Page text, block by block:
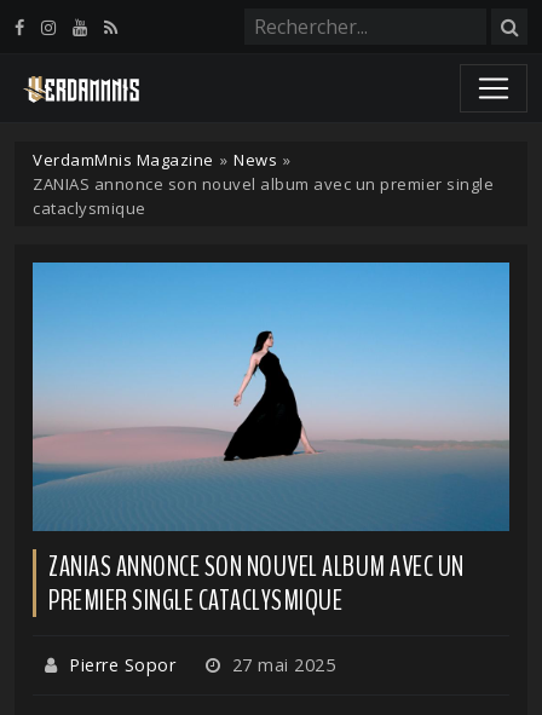
VerdamMnis Magazine » News »
ZANIAS annonce son nouvel album avec un premier single
cataclysmique
ZANIAS ANNONCE SON NOUVEL ALBUM AVEC UN
PREMIER SINGLE CATACLYSMIQUE
Pierre Sopor 27 mai 2025
Panneau de gestion des cookies